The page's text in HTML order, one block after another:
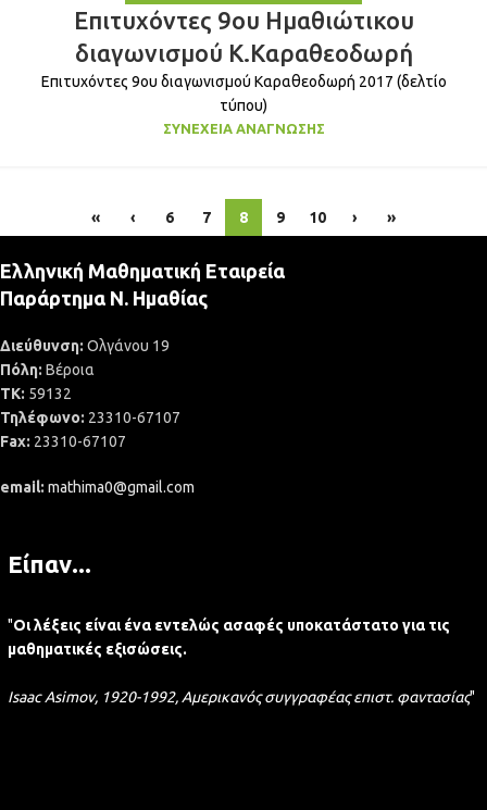
Επιτυχόντες 9ου Ημαθιώτικου
διαγωνισμού Κ.Καραθεοδωρή
Επιτυχόντες 9ου διαγωνισμού Καραθεοδωρή 2017 (δελτίο
τύπου)
ΣΥΝΈΧΕΙΑ ΑΝΆΓΝΩΣΗΣ
« ‹ 6 7 8 9 10 › »
Ελληνική Μαθηματική Εταιρεία
Παράρτημα Ν. Ημαθίας
Διεύθυνση: Ολγάνου 19
Πόλη: Βέροια
ΤΚ: 59132
Τηλέφωνο: 23310-67107
Fax: 23310-67107
email: mathima0@gmail.com
Είπαν...
"Οι λέξεις είναι ένα εντελώς ασαφές υποκατάστατο για τις
μαθηματικές εξισώσεις.
Isaac Asimov, 1920-1992, Αμερικανός συγγραφέας επιστ. φαντασίας"